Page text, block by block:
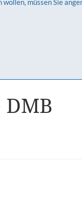
müssen Sie
DMB